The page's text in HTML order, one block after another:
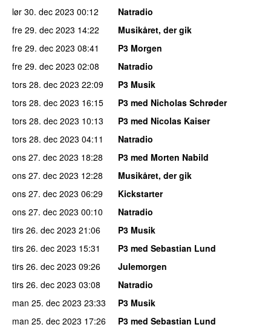
lør 30. dec 2023 00:12
Natradio
fre 29. dec 2023 14:22
Musikåret, der gik
fre 29. dec 2023 08:41
P3 Morgen
fre 29. dec 2023 02:08
Natradio
tors 28. dec 2023 22:09
P3 Musik
tors 28. dec 2023 16:15
P3 med Nicholas Schrøder
tors 28. dec 2023 10:13
P3 med Nicolas Kaiser
tors 28. dec 2023 04:11
Natradio
ons 27. dec 2023 18:28
P3 med Morten Nabild
ons 27. dec 2023 12:28
Musikåret, der gik
ons 27. dec 2023 06:29
Kickstarter
ons 27. dec 2023 00:10
Natradio
tirs 26. dec 2023 21:06
P3 Musik
tirs 26. dec 2023 15:31
P3 med Sebastian Lund
tirs 26. dec 2023 09:26
Julemorgen
tirs 26. dec 2023 03:08
Natradio
man 25. dec 2023 23:33
P3 Musik
man 25. dec 2023 17:26
P3 med Sebastian Lund